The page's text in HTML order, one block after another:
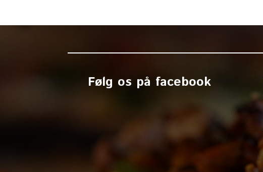
Følg os på facebook